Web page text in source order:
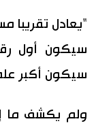
"يعادل تقريبا
سيكون أكبر
ولم يكشف ما